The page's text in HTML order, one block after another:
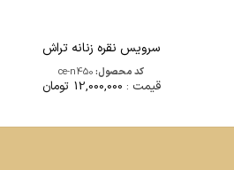
سرویس نقره زنانه تراش
کد محصول:ce-n450
قیمت : 12,000,000 تومان